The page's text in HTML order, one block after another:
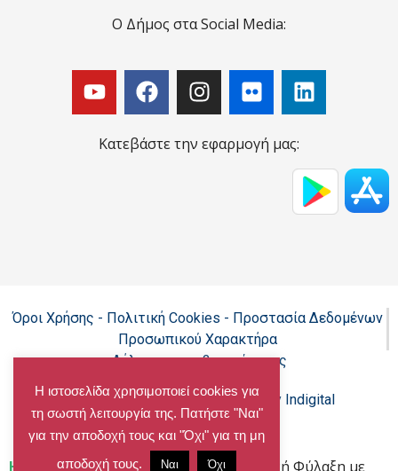
Ο Δήμος στα Social Media:
Κατεβάστε την εφαρμογή μας:
Όροι Χρήσης - Πολιτική Cookies - Προστασία Δεδομένων
Προσωπικού Χαρακτήρα
Δήλωση προσβασιμότητας
Copyright@chalandri.grPowered by Indigital
Home »Πίνακες κατάταξης «Καλοκαιρινή Φύλαξη με
Η ιστοσελίδα χρησιμοποιεί cookies για
τη σωστή λειτουργία της. Πατήστε "Ναι"
για την αποδοχή τους και "Όχι" για τη μη
αποδοχή τους.
Ναι Όχι